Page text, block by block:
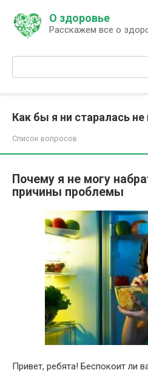
контенту
О здоровье
Расскажем все о
Поиск:
Как бы я ни старалась
Список вопросов
Почему я не могу
причины проблемы
Привет, ребята! Беспокоит ли